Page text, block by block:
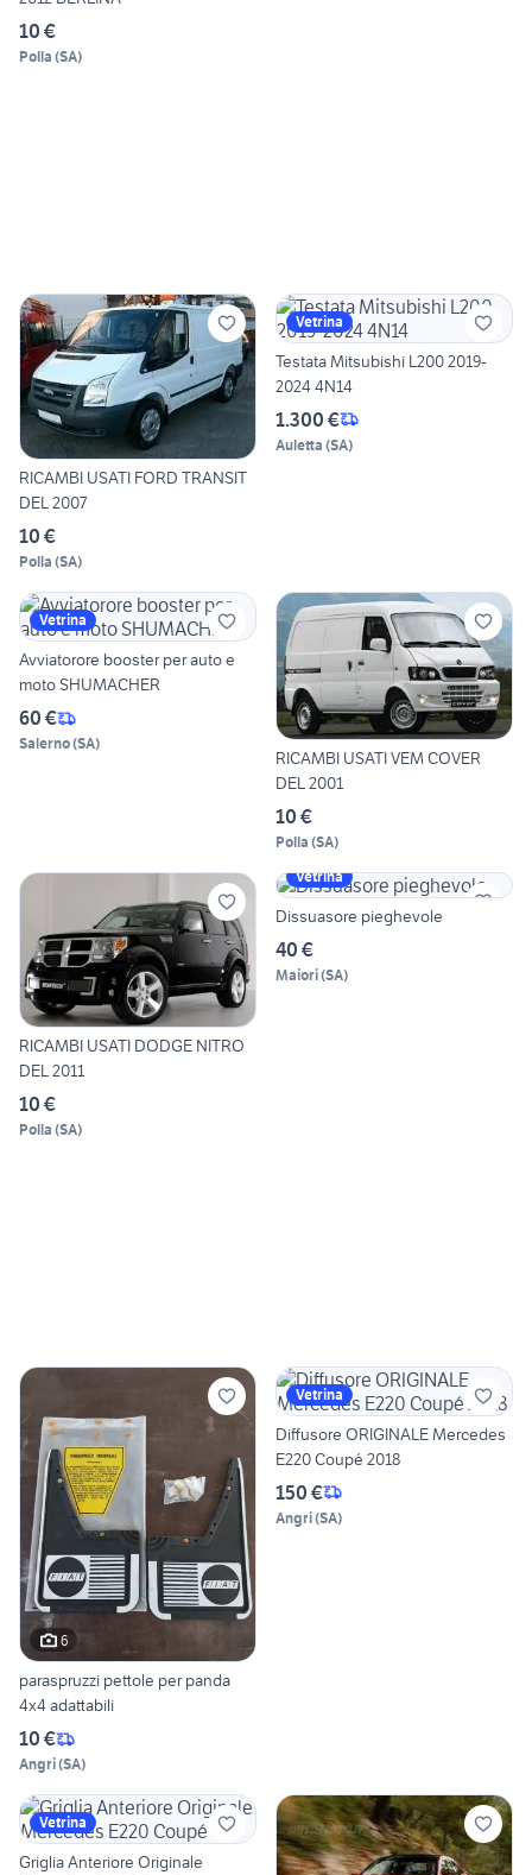
10 €
Polla (SA)
RICAMBI USATI FORD TRANSIT
DEL 2007
10 €
Polla (SA)
Vetrina
Testata Mitsubishi L200 2019-
2024 4N14
1.300 €
Auletta (SA)
Vetrina
Avviatorore booster per auto e
moto SHUMACHER
60 €
Salerno(SA)
RICAMBI USATI VEM COVER
DEL 2001
10 €
Polla (SA)
RICAMBI USATI DODGE NITRO
DEL 2011
10 €
Polla (SA)
Vetrina
Dissuasore pieghevole
40 €
Maiori(SA)
6
paraspruzzi pettole per panda
4x4 adattabili
10 €
Angri(SA)
Vetrina
Diffusore ORIGINALE Mercedes
E220 Coupé 2018
150 €
Angri(SA)
Vetrina
Griglia Anteriore Originale